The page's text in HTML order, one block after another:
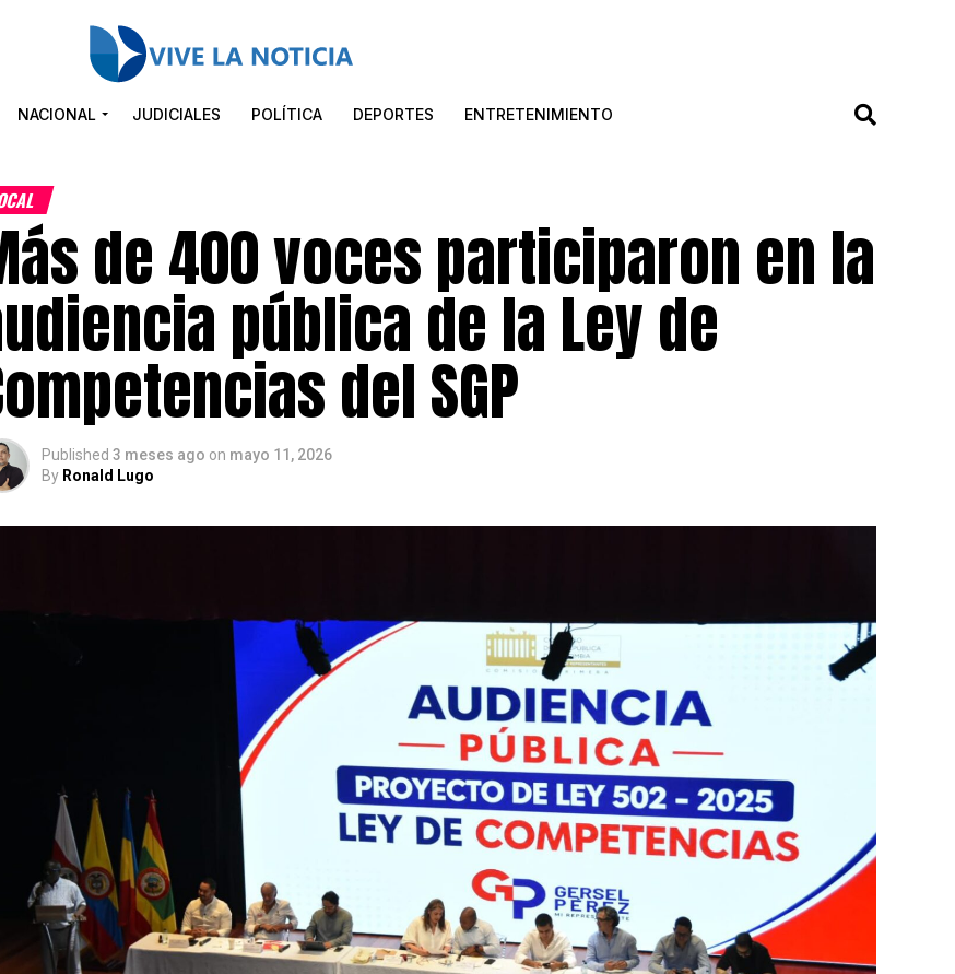
NACIONAL JUDICIALES POLÍTICA DEPORTES ENTRETENIMIENTO
de 400 voces participaron en la
pública de la Ley de
del SGP
Published 3 meses ago on mayo 11, 2026
By Ronald Lugo